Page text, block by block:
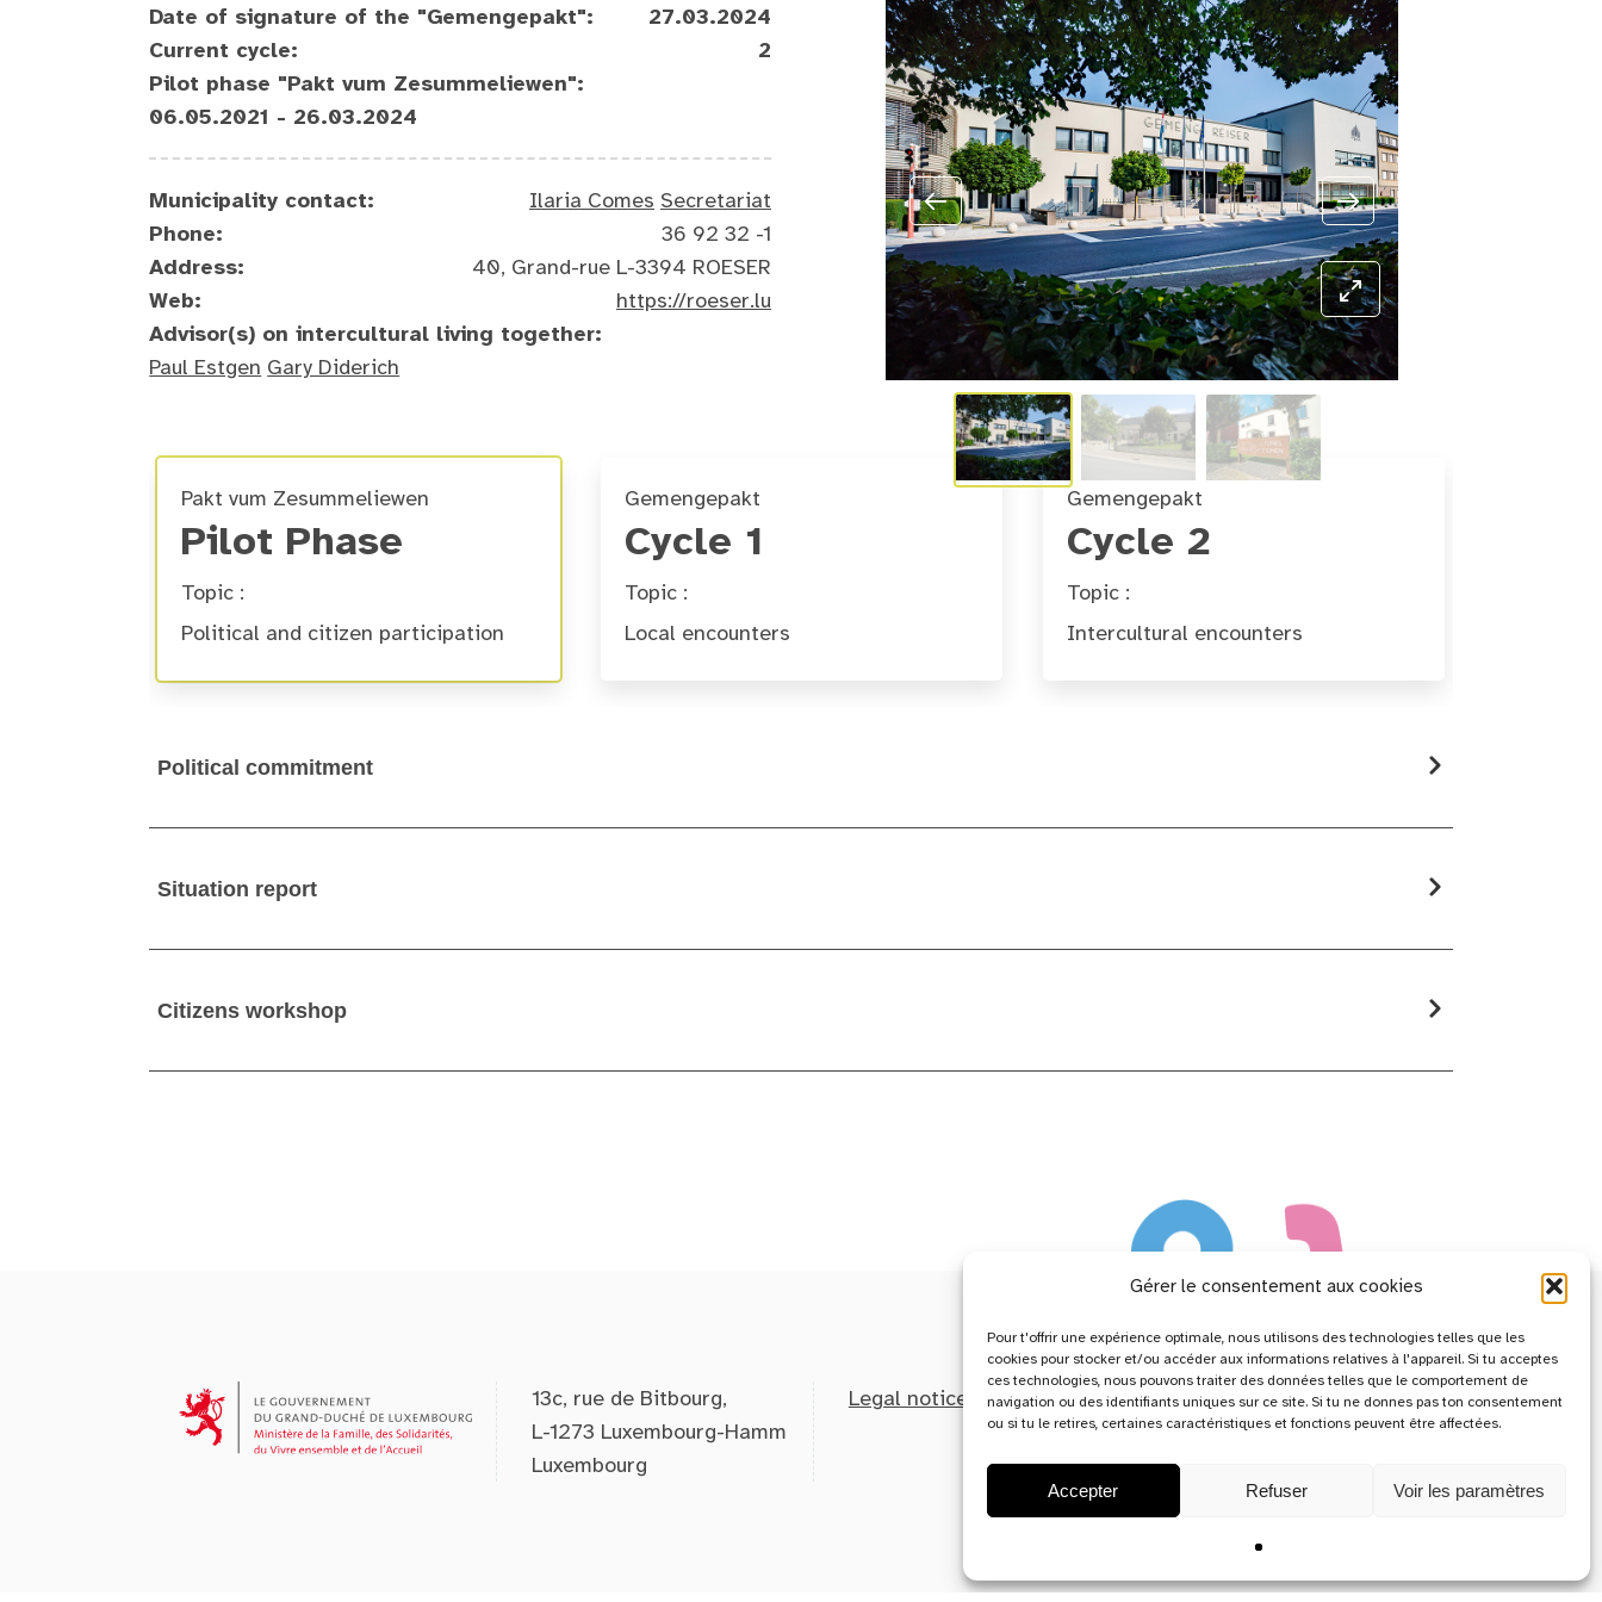
Gérer le consentement aux cookies
Pour t'offrir une expérience optimale, nous utilisons des technologies telles que les
cookies pour stocker et/ou accéder aux informations relatives à l'appareil. Si tu acceptes
ces technologies, nous pouvons traiter des données telles que le comportement de
navigation ou des identifiants uniques sur ce site. Si tu ne donnes pas ton consentement
ou si tu le retires, certaines caractéristiques et fonctions peuvent être affectées.
Accepter Refuser Voir les paramètres
Date of signature of the "Gemengepakt":
27.03.2024
Current cycle:
2
Pilot phase "Pakt vum Zesummeliewen":
06.05.2021 - 26.03.2024
Municipality contact: Ilaria Comes Secretariat
Phone:
36 92 32 -1
Address:
40, Grand-rue L-3394 ROESER
Web:
https://roeser.lu
Advisor(s) on intercultural living together:
Paul Estgen Gary Diderich
Pakt vum Zesummeliewen
Pilot Phase
Topic :
Political and citizen participation
Gemengepakt
Cycle 1
Topic :
Local encounters
Gemengepakt
Cycle 2
Topic :
Intercultural encounters
Political commitment
Situation report
Citizens workshop
13c, rue de Bitbourg,
L-1273 Luxembourg-Hamm
Luxembourg
Legal notice